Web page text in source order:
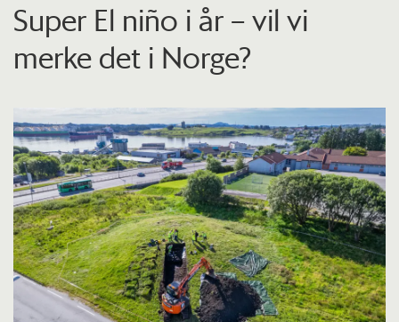
Super El niño i år – vil vi
merke det i Norge?